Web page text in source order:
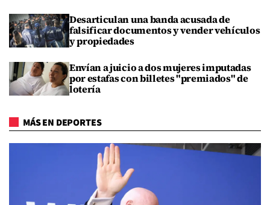
Desarticulan una banda acusada de
falsificar documentos y vender vehículos
y propiedades
Envían a juicio a dos mujeres imputadas
por estafas con billetes "premiados" de
lotería
MÁS EN DEPORTES